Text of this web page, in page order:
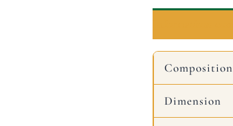
Composition
Dimension